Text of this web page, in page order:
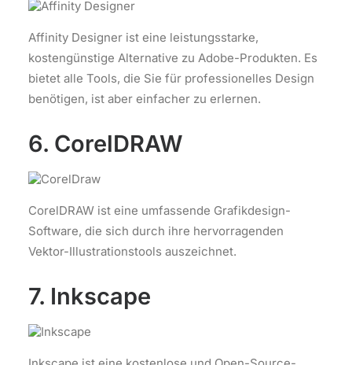
Affinity Designer ist eine leistungsstarke,
kostengünstige Alternative zu Adobe-Produkten. Es
bietet alle Tools, die Sie für professionelles Design
benötigen, ist aber einfacher zu erlernen.
6. CorelDRAW
CorelDRAW ist eine umfassende Grafikdesign-
Software, die sich durch ihre hervorragenden
Vektor-Illustrationstools auszeichnet.
7. Inkscape